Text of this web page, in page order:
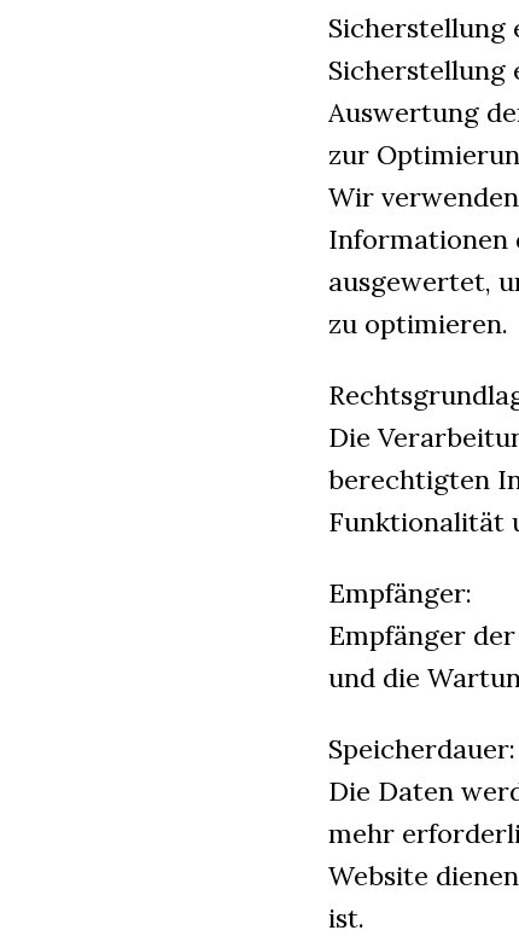
Sicherstellung
Sicherstellung
Auswertung
zur
Wir
Informationen
ausgewertet,
zu optimieren.
Die
berechtigten
Funktionalität
Empfänger:
Empfänger
und die
Speicherdauer:
Die Daten
mehr
Website
ist.